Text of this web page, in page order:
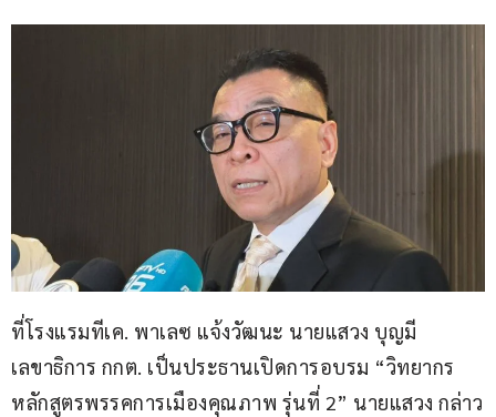
ที่โรงแรมทีเค. พาเลซ แจ้งวัฒนะ นายแสวง บุญมี
เลขาธิการ กกต. เป็นประธานเปิดการอบรม “วิทยากร
หลักสูตรพรรคการเมืองคุณภาพ รุ่นที่ 2” นายแสวง กล่าว